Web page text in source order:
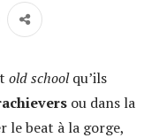
old schoolqu’ils
ou dans la
le beat à la gorge,